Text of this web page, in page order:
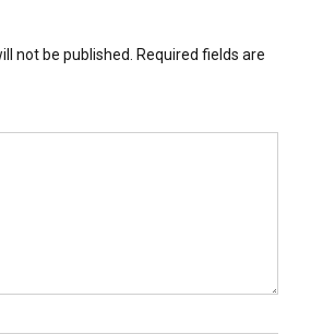
not be published. Required fields are